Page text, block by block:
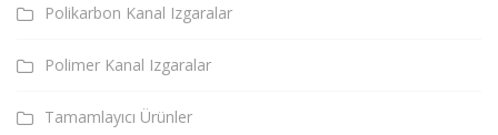
Polikarbon Kanal Izgaralar
Polimer Kanal Izgaralar
Tamamlayıcı Ürünler